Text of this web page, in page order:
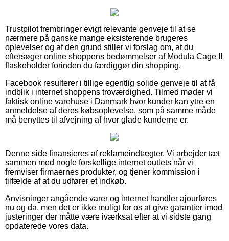
Trustpilot frembringer evigt relevante genveje til at se
nærmere på ganske mange eksisterende brugeres
oplevelser og af den grund stiller vi forslag om, at du
eftersøger online shoppens bedømmelser af Modula Cage II
flaskeholder forinden du færdiggør din shopping.
Facebook resulterer i tillige egentlig solide genveje til at få
indblik i internet shoppens troværdighed. Tilmed møder vi
faktisk online varehuse i Danmark hvor kunder kan ytre en
anmeldelse af deres købsoplevelse, som på samme måde
må benyttes til afvejning af hvor glade kunderne er.
Denne side finansieres af reklameindtægter. Vi arbejder tæt
sammen med nogle forskellige internet outlets når vi
fremviser firmaernes produkter, og tjener kommission i
tilfælde af at du udfører et indkøb.
Anvisninger angående varer og internet handler ajourføres
nu og da, men det er ikke muligt for os at give garantier imod
justeringer der måtte være iværksat efter at vi sidste gang
opdaterede vores data.